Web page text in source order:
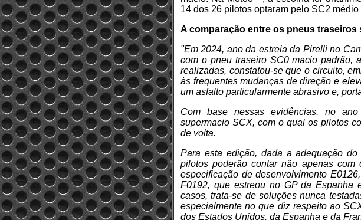
14 dos 26 pilotos optaram pelo SC2
A comparação entre os pneus
"Em 2024, ano da estreia da Pirelli no
com o pneu traseiro SC0 macio padrão,
realizadas, constatou-se que o circuito,
às frequentes mudanças de direção e
um asfalto particularmente abrasivo e,
Com base nessas evidências, no
supermacio SCX, com o qual os pilotos
de volta.
Para esta edição, dada a adequação
pilotos poderão contar não apenas
especificação de desenvolvimento
F0192, que estreou no GP da Espanha
casos, trata-se de soluções nunca
especialmente no que diz respeito ao
dos Estados Unidos, da Espanha e da